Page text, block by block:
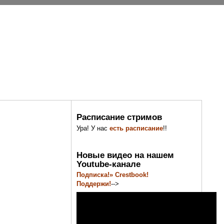
Расписание стримов
Ура! У насесть расписание!!
Новые видео на нашем
Youtube-канале
Подписка!» Crestbook!
Поддержи!-->